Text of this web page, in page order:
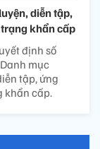
diễn tập,
khẩn cấp
định số
mục
tập, ứng
khẩn cấp.